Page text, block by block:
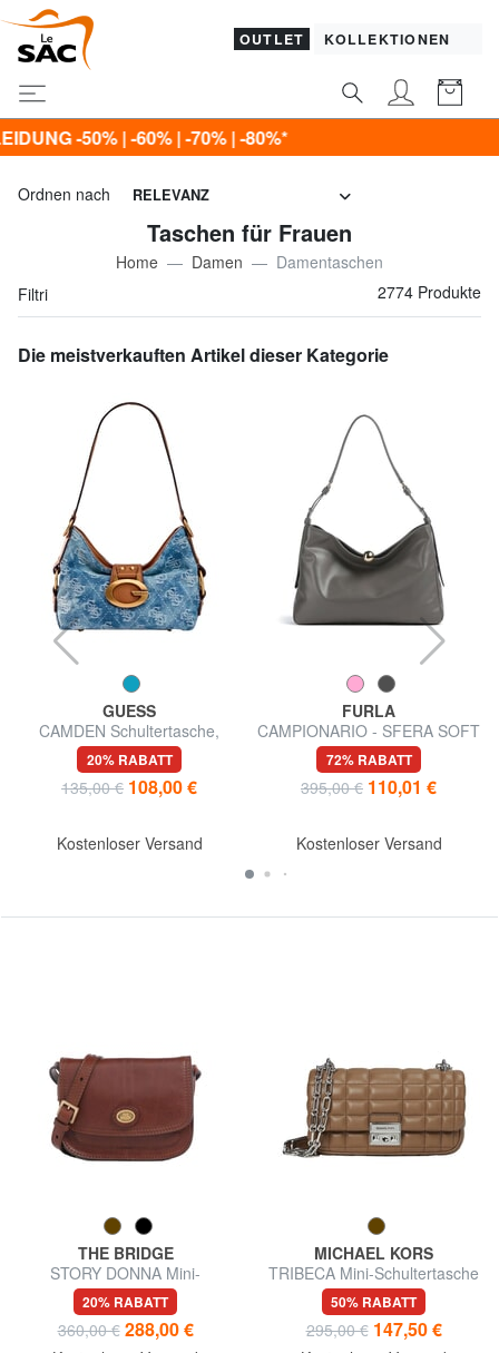
OUTLET KOLLEKTIONEN
Ordnen nach RELEVANZ
Taschen für Frauen
Home Damen
Damentaschen
Filtri
2774 Produkte
Die meistverkauften Artikel dieser Kategorie
GUESS
CAMDEN Schultertasche,
verstellbar
20% RABATT
135,00 € 108,00 €
Kostenloser Versand
FURLA
CAMPIONARIO - SFERA SOFT
Schultertasche, Leder,
Hergestellt in Italien
72% RABATT
395,00 € 110,01 €
Kostenloser Versand
THE BRIDGE
STORY DONNA Mini-
Umhängetasche aus Leder
20% RABATT
360,00 € 288,00 €
MICHAEL KORS
TRIBECA Mini-Schultertasche
aus Leder
50% RABATT
295,00 € 147,50 €